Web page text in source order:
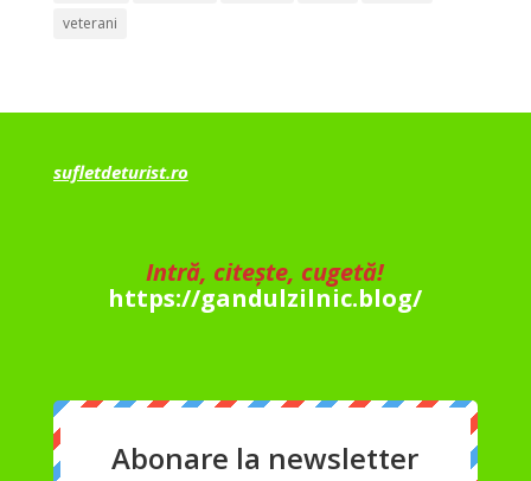
veterani
sufletdeturist.ro
Intră, citește, cugetă!
https://gandulzilnic.blog/
Abonare la newsletter